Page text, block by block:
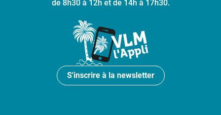
de 8h30 à 12h et de 14h à 17h30.
S'inscrire à la newsletter